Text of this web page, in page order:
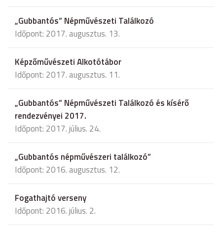
„Gubbantós” Népművészeti Találkozó
Időpont: 2017. augusztus. 13.
Képzőművészeti Alkotótábor
Időpont: 2017. augusztus. 11.
„Gubbantós” Népművészeti Találkozó és kísérő
rendezvényei 2017.
Időpont: 2017. július. 24.
„Gubbantós népművészeri találkozó”
Időpont: 2016. augusztus. 12.
Fogathajtó verseny
Időpont: 2016. július. 2.